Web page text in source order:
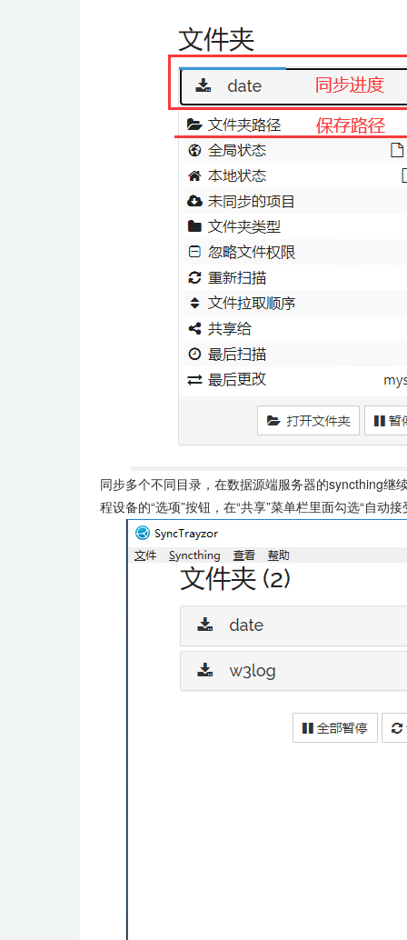
同步多个不同目录，在数据源端服务器的syncthing继
程设备的“选项”按钮，在“共享”菜单栏里面勾选“自动接